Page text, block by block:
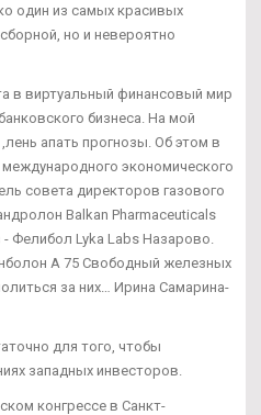
один из самых красивых
но и невероятно
в виртуальный финансовый мир
бизнеса. На мой
апать прогнозы. Об этом в
экономического
совета директоров газового
Balkan Pharmaceuticals
Фелибол Lyka Labs Назарово.
A 75 Свободный железных
за них… Ирина Самарина-
для того, чтобы
западных инвесторов.
конгрессе в Санкт-